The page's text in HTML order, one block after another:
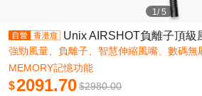
1/5
Unix AIRSHOT負離子頂級
強勁風量、負離子、智慧伸縮風嘴、數碼無
MEMORY記憶功能
$2091.70$2980.00